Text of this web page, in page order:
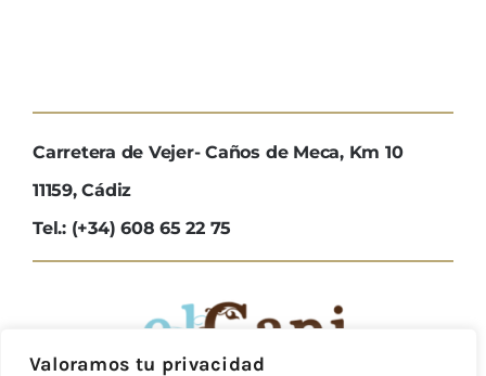
Valoramos tu privacidad
Carretera de Vejer- Caños de Meca, Km 10
11159, Cádiz
Tel.: (+34) 608 65 22 75